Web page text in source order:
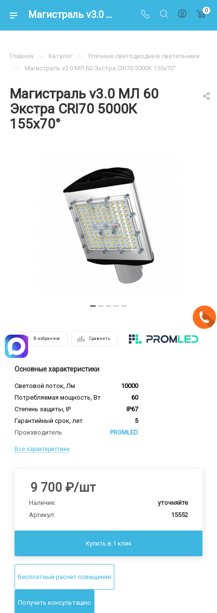
Магистраль v3.0 МЛ 60 Экстра CRI70 5000К 155х70° – купить по цене 9500.00 в интернет-магазине energoresurs-spb.ru 0
Магистраль v3.0 МЛ 60
Экстра CRI70 5000К
155х70°
Главная — Каталог — Уличные светодиодные светильники
— Магистраль v3.0 МЛ 60 Экстра CRI70 5000К 155х70°
В избранное Сравнить
Основные характеристики
Световой поток, Лм
10000
Потребляемая мощность, Вт
60
Степень защиты, IP
IP67
Гарантийный срок, лет
5
Производитель
PROMLED
Все характеристики
9 700 ₽/шт
Наличие:
уточняйте
Артикул:
15552
Купить в 1 клик
Бесплатный расчет освещения
Получить консультацию